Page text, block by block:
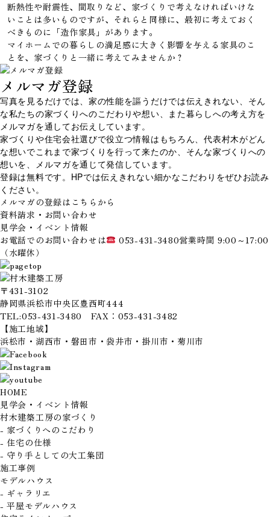
断熱性や耐震性、間取りなど、家づくりで考えなければいけな
いことは多いものですが、それらと同様に、最初に考えておく
べきものに「造作家具」があります。
マイホームでの暮らしの満足感に大きく影響を与える家具のこ
とを、家づくりと一緒に考えてみませんか？
メルマガ登録
写真を見るだけでは、家の性能を謳うだけでは伝えきれない、そん
な私たちの家づくりへのこだわりや想い、また暮らしへの考え方を
メルマガを通してお伝えしています。
家づくりや住宅会社選びで役立つ情報はもちろん、代表村木がどん
な想いでこれまで家づくりを行って来たのか、そんな家づくりへの
想いを、メルマガを通じて発信しています。
登録は無料です。HPでは伝えきれない細かなこだわりをぜひお読み
ください。
メルマガの登録はこちらから
資料請求・お問い合わせ
見学会・イベント情報
お電話でのお問い合わせは
053-431-3480営業時間 9:00～17:00
（水曜休）
〒431-3102
静岡県浜松市中央区豊西町444
TEL:053-431-3480 FAX：053-431-3482
【施工地域】
浜松市・湖西市・磐田市・袋井市・掛川市・菊川市
HOME
見学会・イベント情報
村木建築工房の家づくり
- 家づくりへのこだわり
- 住宅の仕様
- 守り手としての大工集団
施工事例
モデルハウス
- ギャラリエ
- 平屋モデルハウス